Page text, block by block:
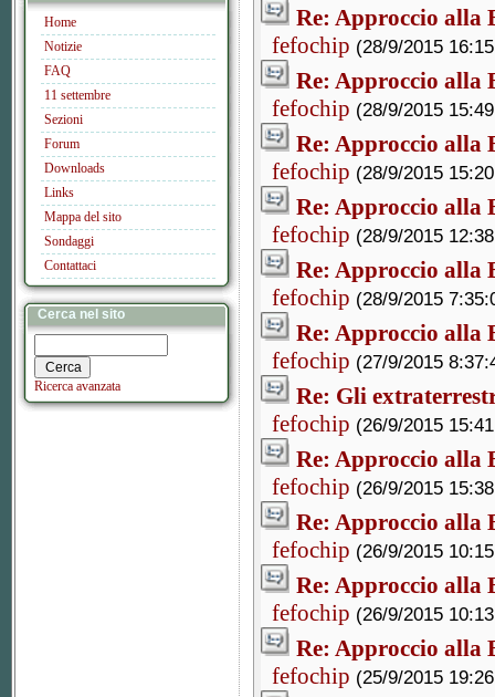
Home
Notizie
FAQ
11 settembre
Sezioni
Forum
Downloads
Links
Mappa del sito
Sondaggi
Contattaci
Cerca nel sito
Ricerca avanzata
Re: Approccio alla
fefochip (28/9/2015
Re: Approccio alla
fefochip (28/9/2015
Re: Approccio alla
fefochip (28/9/2015
Re: Approccio alla
fefochip (28/9/2015
Re: Approccio alla
fefochip (28/9/2015
Re: Approccio alla
fefochip (27/9/2015
Re: Gli
fefochip (26/9/2015
Re: Approccio alla
fefochip (26/9/2015
Re: Approccio alla
fefochip (26/9/2015
Re: Approccio alla
fefochip (26/9/2015
Re: Approccio alla
fefochip (25/9/2015